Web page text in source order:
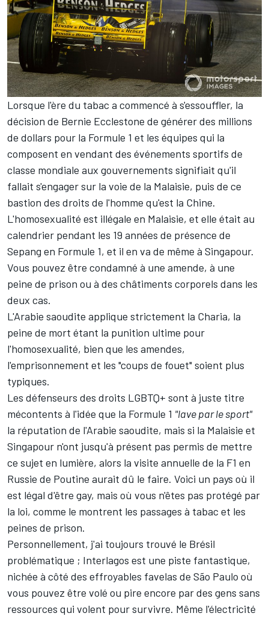
Lorsque l'ère du tabac a commencé à s'essouffler, la
décision de Bernie Ecclestone de générer des millions
de dollars pour la Formule 1 et les équipes qui la
composent en vendant des événements sportifs de
classe mondiale aux gouvernements signifiait qu'il
fallait s'engager sur la voie de la Malaisie, puis de ce
bastion des droits de l'homme qu'est la Chine.
L'homosexualité est illégale en Malaisie, et elle était au
calendrier pendant les 19 années de présence de
Sepang en Formule 1, et il en va de même à Singapour.
Vous pouvez être condamné à une amende, à une
peine de prison ou à des châtiments corporels dans les
deux cas.
L'Arabie saoudite applique strictement la Charia, la
peine de mort étant la punition ultime pour
l'homosexualité, bien que les amendes,
l'emprisonnement et les "coups de fouet" soient plus
typiques.
Les défenseurs des droits LGBTQ+ sont à juste titre
mécontents à l'idée que la Formule 1 "lave par le sport"
la réputation de l'Arabie saoudite, mais si la Malaisie et
Singapour n'ont jusqu'à présent pas permis de mettre
ce sujet en lumière, alors la visite annuelle de la F1 en
Russie de Poutine aurait dû le faire. Voici un pays où il
est légal d'être gay, mais où vous n'êtes pas protégé par
la loi, comme le montrent les passages à tabac et les
peines de prison.
Personnellement, j'ai toujours trouvé le Brésil
problématique ; Interlagos est une piste fantastique,
nichée à côté des effroyables favelas de São Paulo où
vous pouvez être volé ou pire encore par des gens sans
ressources qui volent pour survivre. Même l'électricité